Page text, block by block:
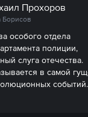
Прохоров
особого отдела
полиции,
слуга отечества.
в самой
событий.